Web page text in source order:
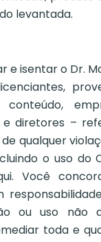
levantada.
e isentar o Dr.
e diretores –
qualquer
o uso do
Você
ou uso não
toda e